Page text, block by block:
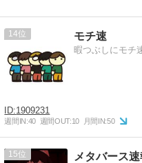
14 モチ速
暇つぶしにモチ
1909231
週間IN:40 週間OUT:10 月間IN:50
15 メタバース